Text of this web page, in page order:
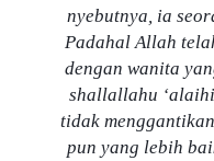
nyebutnya, ia
Padahal Allah
dengan wanita
shallallahu
tidak
pun yang lebih